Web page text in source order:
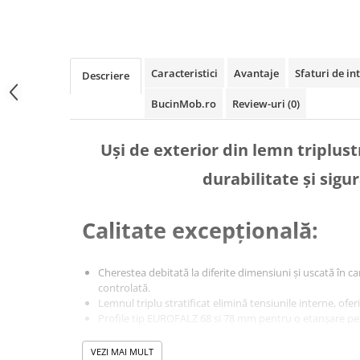
Descriere Caracteristici Avantaje Sfaturi de
BucinMob.ro Review-uri (0)
Uși de exterior din lemn
durabilitate și
Calitate excepțională:
Cherestea debitată la diferite dimensiuni și uscată în
controlată.
Lemnul triplu stratificat elimină tensiunile interne,
Profile tip EUROFALZ 68 si 78 mm pentru o etanșare
Durabilitate și
VEZI MAI MULT